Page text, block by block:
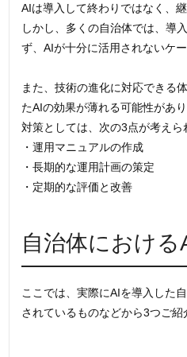
AIは導入して終わりではなく、
しかし、多くの自治体では、導
ず、AIが十分に活用されないケ
また、技術の進化に対応できる
たAIの効果が薄れる可能性があり
対策としては、次の3点が考えら
・運用マニュアルの作成
・長期的な運用計画の策定
・定期的な評価と改善
自治体における
ここでは、実際にAIを導入した
されているものなどから3つご紹